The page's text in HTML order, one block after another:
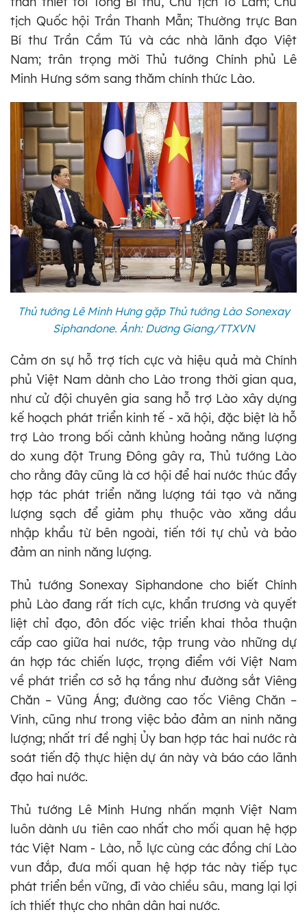
tịch Quốc hội Trần Thanh Mẫn; Thường trực Ban
Bí thư Trần Cầm Tú và các nhà lãnh đạo Việt
Nam; trân trọng mời Thủ tướng Chính phủ Lê
Minh Hưng sớm sang thăm chính thức Lào.
Thủ tướng Lê Minh Hưng gặp Thủ tướng Lào Sonexay
Siphandone. Ảnh: Dương Giang/TTXVN
Cảm ơn sự hỗ trợ tích cực và hiệu quả mà Chính
phủ Việt Nam dành cho Lào trong thời gian qua,
như cử đội chuyên gia sang hỗ trợ Lào xây dựng
kế hoạch phát triển kinh tế - xã hội, đặc biệt là hỗ
trợ Lào trong bối cảnh khủng hoảng năng lượng
do xung đột Trung Đông gây ra, Thủ tướng Lào
cho rằng đây cũng là cơ hội để hai nước thúc đẩy
hợp tác phát triển năng lượng tái tạo và năng
lượng sạch để giảm phụ thuộc vào xăng dầu
nhập khẩu từ bên ngoài, tiến tới tự chủ và bảo
đảm an ninh năng lượng.
Thủ tướng Sonexay Siphandone cho biết Chính
phủ Lào đang rất tích cực, khẩn trương và quyết
liệt chỉ đạo, đôn đốc việc triển khai thỏa thuận
cấp cao giữa hai nước, tập trung vào những dự
án hợp tác chiến lược, trọng điểm với Việt Nam
về phát triển cơ sở hạ tầng như đường sắt Viêng
Chăn – Vũng Áng; đường cao tốc Viêng Chăn –
Vinh, cũng như trong việc bảo đảm an ninh năng
lượng; nhất trí đề nghị Ủy ban hợp tác hai nước rà
soát tiến độ thực hiện dự án này và báo cáo lãnh
đạo hai nước.
Thủ tướng Lê Minh Hưng nhấn mạnh Việt Nam
luôn dành ưu tiên cao nhất cho mối quan hệ hợp
tác Việt Nam - Lào, nỗ lực cùng các đồng chí Lào
vun đắp, đưa mối quan hệ hợp tác này tiếp tục
phát triển bền vững, đi vào chiều sâu, mang lại lợi
ích thiết thực cho nhân dân hai nước.